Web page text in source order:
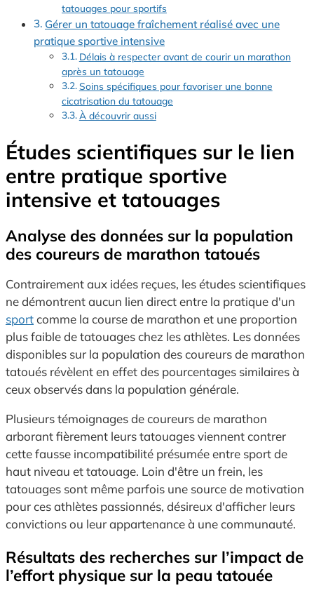
tatouages pour sportifs
Gérer un tatouage fraîchement réalisé avec une
pratique sportive intensive
Délais à respecter avant de courir un marathon
après un tatouage
Soins spécifiques pour favoriser une bonne
cicatrisation du tatouage
À découvrir aussi
Études scientifiques sur le lien
entre pratique sportive
intensive et tatouages
Analyse des données sur la population
des coureurs de marathon tatoués
Contrairement aux idées reçues, les études scientifiques
ne démontrent aucun lien direct entre la pratique d'un
sportcomme la course de marathon et une proportion
plus faible de tatouages chez les athlètes. Les données
disponibles sur la population des coureurs de marathon
tatoués révèlent en effet des pourcentages similaires à
ceux observés dans la population générale.
Plusieurs témoignages de coureurs de marathon
arborant fièrement leurs tatouages viennent contrer
cette fausse incompatibilité présumée entre sport de
haut niveau et tatouage. Loin d'être un frein, les
tatouages sont même parfois une source de motivation
pour ces athlètes passionnés, désireux d'afficher leurs
convictions ou leur appartenance à une communauté.
Résultats des recherches sur l’impact de
l’effort physique sur la peau tatouée